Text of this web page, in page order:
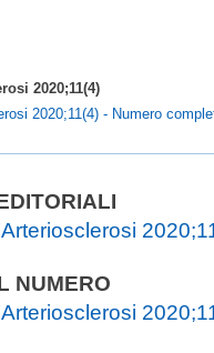
2020;11(4)
2020;11(4) - Numero
NUMERO